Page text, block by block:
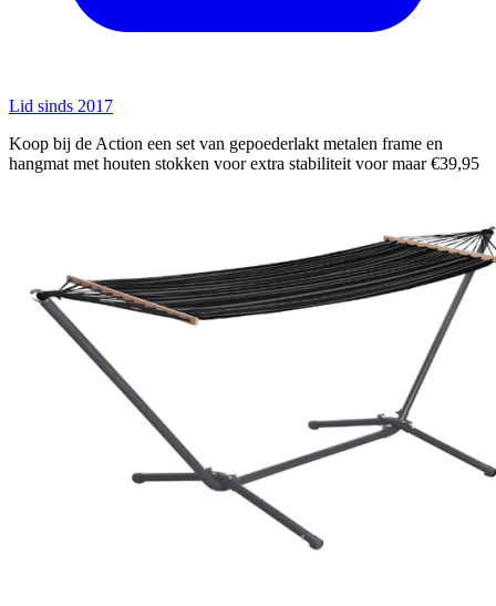
Lid sinds 2017
Koop bij de Action een set van gepoederlakt metalen frame en
hangmat met houten stokken voor extra stabiliteit voor maar €39,95